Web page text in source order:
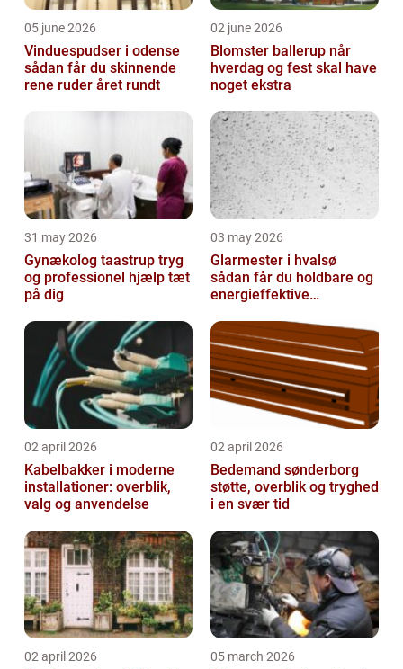
05 june 2026
Vinduespudser i odense
sådan får du skinnende
rene ruder året rundt
02 june 2026
Blomster ballerup når
hverdag og fest skal have
noget ekstra
31 may 2026
Gynækolog taastrup tryg
og professionel hjælp tæt
på dig
03 may 2026
Glarmester i hvalsø
sådan får du holdbare og
energieffektive
02 april 2026
Kabelbakker i moderne
installationer: overblik,
valg og anvendelse
02 april 2026
Bedemand sønderborg
støtte, overblik og tryghed
i en svær tid
02 april 2026 05 march 2026